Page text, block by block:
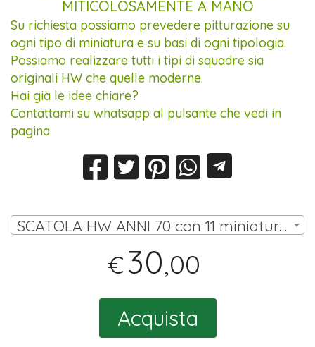
MITICOLOSAMENTE A MANO
Su richiesta possiamo prevedere pitturazione su
ogni tipo di miniatura e su basi di ogni tipologia.
Possiamo realizzare tutti i tipi di squadre sia
originali HW che quelle moderne.
Hai già le idee chiare?
Contattami su whatsapp al pulsante che vedi in
pagina
SCATOLA HW ANNI 70 con 11 miniature (10 omini, portiere su asta) | € 30,00
€30,00
Acquista